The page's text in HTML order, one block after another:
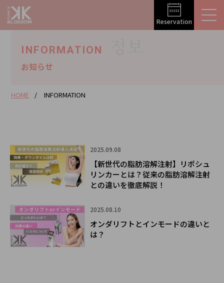
Reservation
INFORMATION
お知らせ
HOME INFORMATION
2025.09.08
【新世代の脂肪溶解注射】リポシュ
リンカーとは？従来の脂肪溶解注射
との違いを徹底解説！
2025.08.10
オンダリフトとインモードの違いと
は？